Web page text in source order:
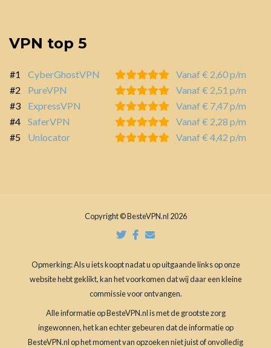
VPN top 5
#1 CyberGhostVPN
Vanaf € 2,60 p/m
#2
PureVPN
Vanaf € 2,51 p/m
#3
ExpressVPN
Vanaf € 7,47 p/m
#4
SaferVPN
Vanaf € 2,28 p/m
#5
Unlocator Vanaf € 4,42 p/m
Copyright © BesteVPN.nl 2026
Opmerking: Als u iets koopt nadat u op uitgaande links op onze
website hebt geklikt, kan het voorkomen dat wij daar een kleine
commissie voor ontvangen.
Alle informatie op BesteVPN.nl is met de grootste zorg
ingewonnen, het kan echter gebeuren dat de informatie op
BesteVPN.nl op het moment van opzoeken niet juist of onvolledig